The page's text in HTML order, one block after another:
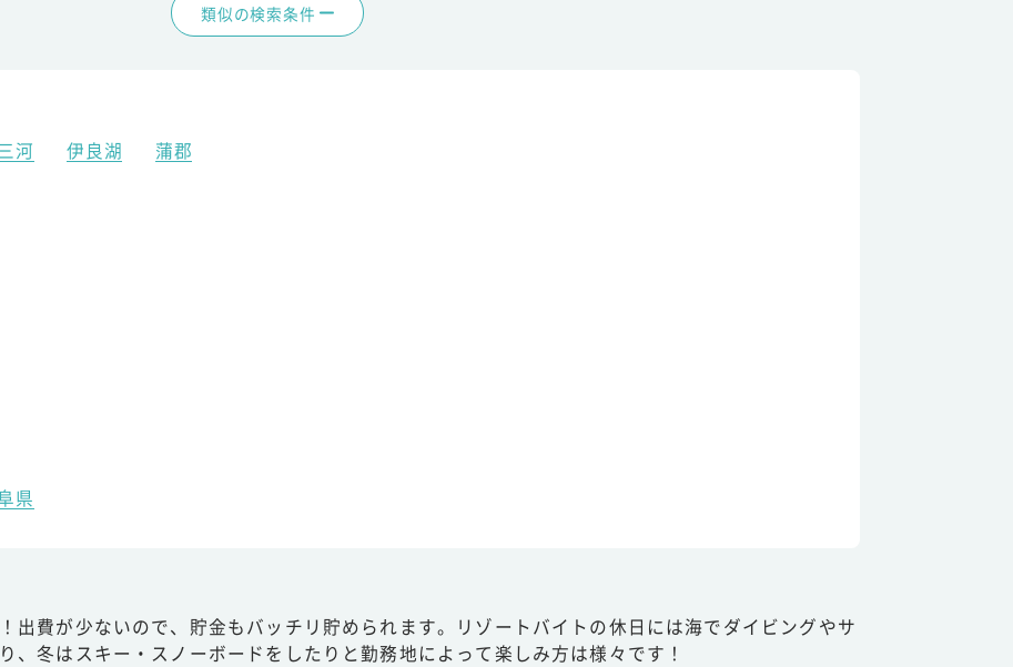
類似の検索条件
河 伊良湖 蒲郡
県
出費が少ないので、貯金もバッチリ貯められます。リゾートバイトの休日には海でダイビングやサ
、冬はスキー・スノーボードをしたりと勤務地によって楽しみ方は様々です！